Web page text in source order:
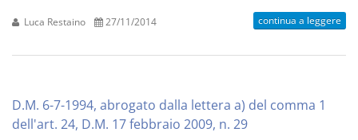
Luca Restaino 27/11/2014 continua a leggere
D.M. 6-7-1994, abrogato dalla lettera a) del comma 1
dell'art. 24, D.M. 17 febbraio 2009, n. 29